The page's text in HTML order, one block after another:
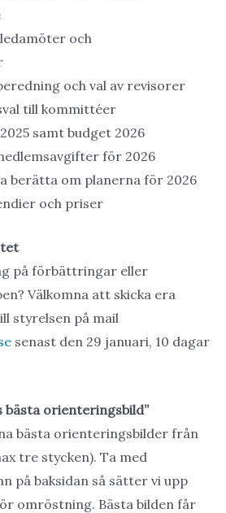
och
och val av revisorer
till kommittéer
samt budget 2026
för 2026
berätta om planerna för 2026
och priser
på förbättringar eller
Välkomna att skicka era
styrelsen på mail
senast den 29 januari, 10 dagar
bästa orienteringsbild”
bästa orienteringsbilder från
tre stycken). Ta med
på baksidan så sätter vi upp
omröstning. Bästa bilden får